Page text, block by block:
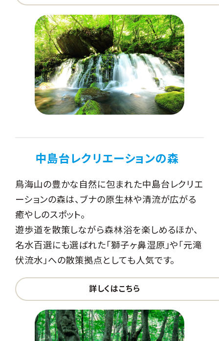
中島台レクリエーションの森
鳥海山の豊かな自然に包まれた中島台レクリエ
ーションの森は、ブナの原生林や清流が広がる
癒やしのスポット。
遊歩道を散策しながら森林浴を楽しめるほか、
名水百選にも選ばれた「獅子ヶ鼻湿原」や「元滝
伏流水」への散策拠点としても人気です。
詳しくはこちら